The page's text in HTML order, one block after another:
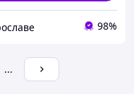
98%
...